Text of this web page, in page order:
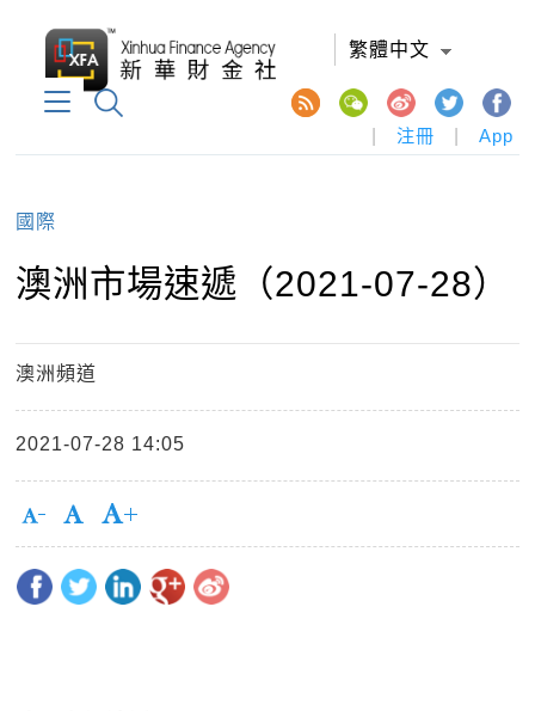
繁體中文
注冊 App
國際
澳洲市場速遞（2021-07-28）
澳洲頻道
2021-07-28 14:05